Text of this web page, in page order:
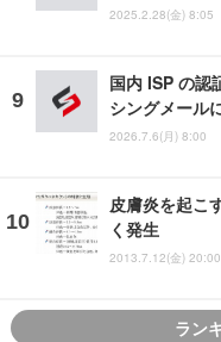
2025.2.28(金) 8:05
国内 ISP の認
シングメール
2026.7.6(月) 8:00
皮膚炎を起こ
く発生
2013.7.12(金) 20:00
ラン